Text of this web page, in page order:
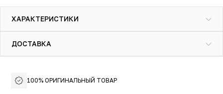
100% ОРИГИНАЛЬНЫЙ ТОВАР
подавался с небольшим количеством сахара и
Жидкость приобретала тот же нежный пастельно-
L'Heure Verte, напоминая о парижском тумане или
ХАРАКТЕРИСТИКИ
ДОСТАВКА